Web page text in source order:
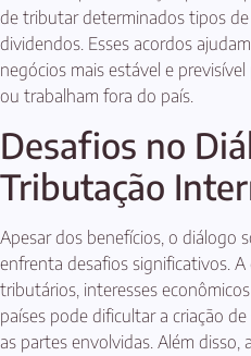
de tributar determinados tipos
dividendos. Esses acordos
negócios mais estável e
ou trabalham fora do país.
Desafios no
Tributação
Apesar dos benefícios, o diálogo
enfrenta desafios significativos.
tributários, interesses
países pode dificultar a criação
as partes envolvidas. Além disso,